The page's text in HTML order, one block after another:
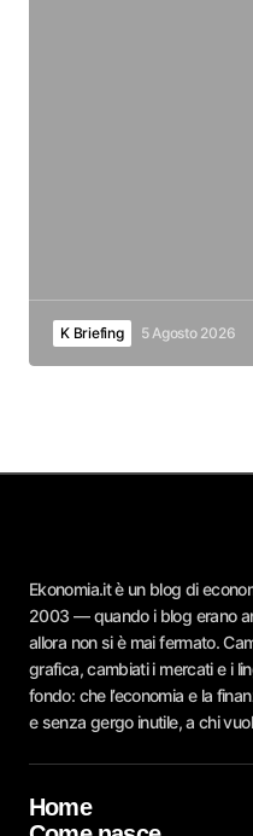
K Briefing 5 Agosto 2026
Ekonomia.it è un blog di
2003 — quando i blog erano
allora non si è mai fermato.
grafica, cambiati i mercati e i
fondo: che l’economia e la
e senza gergo inutile, a chi
Home